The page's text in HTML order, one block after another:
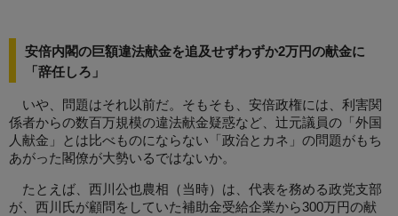
安倍内閣の巨額違法献金を追及せずわずか2万円の献金に
「辞任しろ」
いや、問題はそれ以前だ。そもそも、安倍政権には、利害関
係者からの数百万規模の違法献金疑惑など、辻元議員の「外国
人献金」とは比べものにならない「政治とカネ」の問題がもち
あがった閣僚が大勢いるではないか。
たとえば、西川公也農相（当時）は、代表を務める政党支部
が、西川氏が顧問をしていた補助金受給企業から300万円の献